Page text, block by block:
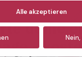
deine
-
aktiv)Alle akzeptieren